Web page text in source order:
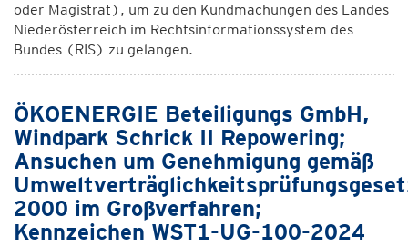
oder Magistrat), um zu den Kundmachungen des Landes
Niederösterreich im Rechtsinformationssystem des
Bundes (RIS) zu gelangen.
ÖKOENERGIE Beteiligungs GmbH,
Windpark Schrick II Repowering;
Ansuchen um Genehmigung gemäß
2000 im Großverfahren;
Kennzeichen WST1-UG-100-2024